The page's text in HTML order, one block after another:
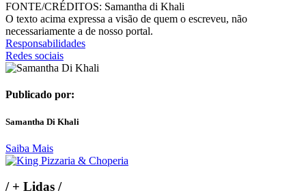
FONTE/CRÉDITOS: Samantha di Khali
O texto acima expressa a visão de quem o escreveu, não
necessariamente a de nosso portal.
Responsabilidades
Redes sociais
Publicado por:
Samantha Di Khali
Saiba Mais
/+ Lidas /